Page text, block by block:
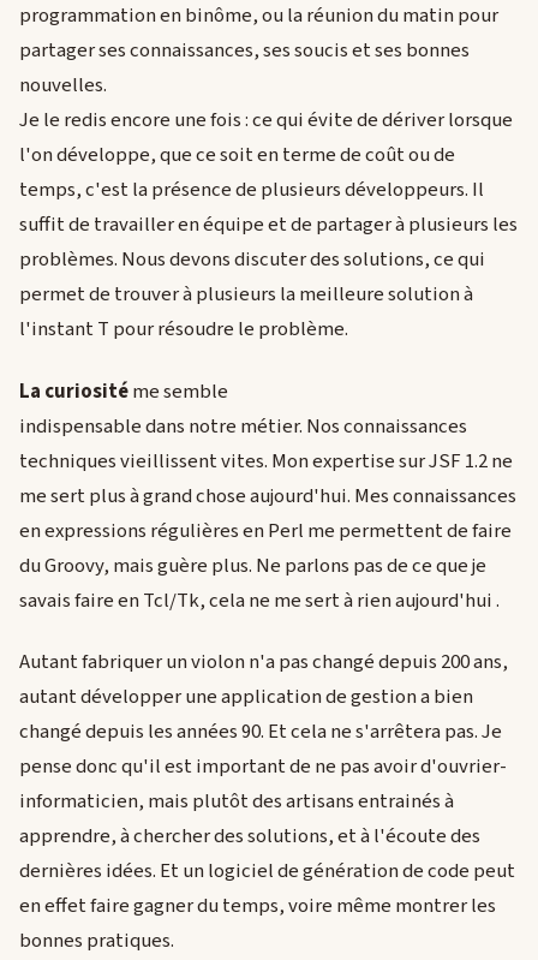
programmation en binôme, ou la réunion du matin pour
partager ses connaissances, ses soucis et ses bonnes
nouvelles.
Je le redis encore une fois : ce qui évite de dériver lorsque
l'on développe, que ce soit en terme de coût ou de
temps, c'est la présence de plusieurs développeurs. Il
suffit de travailler en équipe et de partager à plusieurs les
problèmes. Nous devons discuter des solutions, ce qui
permet de trouver à plusieurs la meilleure solution à
l'instant T pour résoudre le problème.
La curiositéme semble
indispensable dans notre métier. Nos connaissances
techniques vieillissent vites. Mon expertise sur JSF 1.2 ne
me sert plus à grand chose aujourd'hui. Mes connaissances
en expressions régulières en Perl me permettent de faire
du Groovy, mais guère plus. Ne parlons pas de ce que je
savais faire en Tcl/Tk, cela ne me sert à rien aujourd'hui .
Autant fabriquer un violon n'a pas changé depuis 200 ans,
autant développer une application de gestion a bien
changé depuis les années 90. Et cela ne s'arrêtera pas. Je
pense donc qu'il est important de ne pas avoir d'ouvrier-
informaticien, mais plutôt des artisans entrainés à
apprendre, à chercher des solutions, et à l'écoute des
dernières idées. Et un logiciel de génération de code peut
en effet faire gagner du temps, voire même montrer les
bonnes pratiques.